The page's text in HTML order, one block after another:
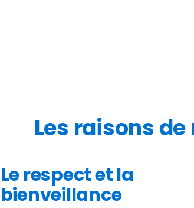
Les raisons
Le respect et la
bienveillance